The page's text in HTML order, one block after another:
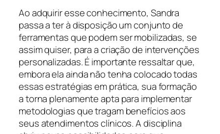
Ao adquirir esse conhecimento, Sandra
passa a ter à disposição um conjunto de
ferramentas que podem ser mobilizadas, se
assim quiser, para a criação de intervenções
personalizadas. É importante ressaltar que,
embora ela ainda não tenha colocado todas
essas estratégias em prática, sua formação
a torna plenamente apta para implementar
metodologias que tragam benefícios aos
seus atendimentos clínicos. A disciplina